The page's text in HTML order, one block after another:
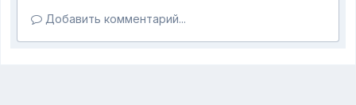
Добавить комментарий...